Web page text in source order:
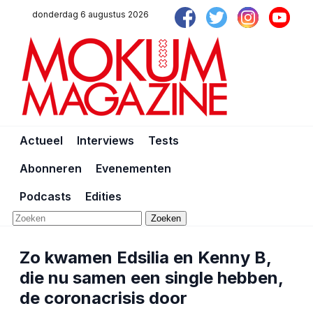
donderdag 6 augustus 2026
Actueel Interviews
Tests
Abonneren
Evenementen
Podcasts
Edities
Zoeken
Zo kwamen Edsilia en Kenny B,
die nu samen een single hebben,
de coronacrisis door